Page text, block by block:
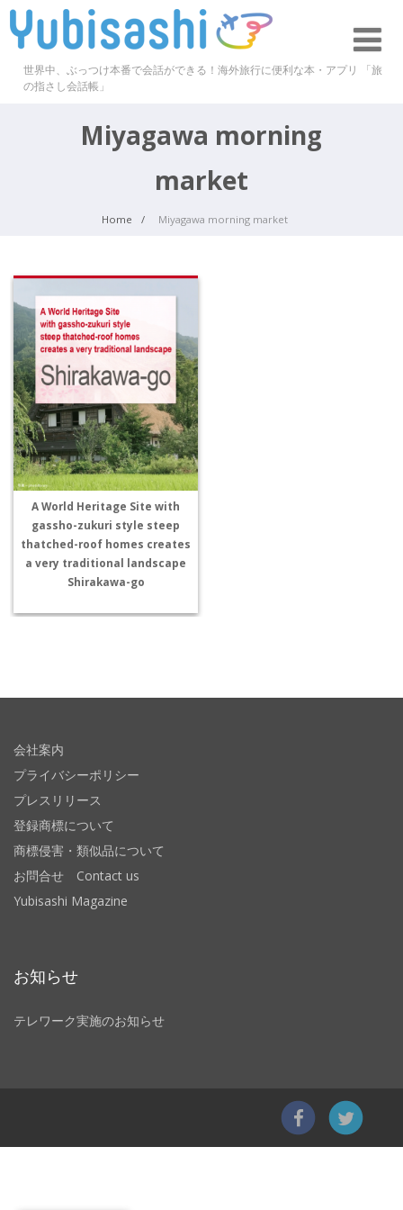
世界中、ぶっつけ本番で会話ができる！海外旅行に便利な本・アプリ 「旅
の指さし会話帳」
Miyagawa morning
market
Home Miyagawa morning market
A World Heritage Site with
gassho-zukuri style steep
thatched-roof homes creates
a very traditional landscape
Shirakawa-go
会社案内
プライバシーポリシー
プレスリリース
登録商標について
商標侵害・類似品について
お問合せ Contact us
Yubisashi Magazine
お知らせ
テレワーク実施のお知らせ